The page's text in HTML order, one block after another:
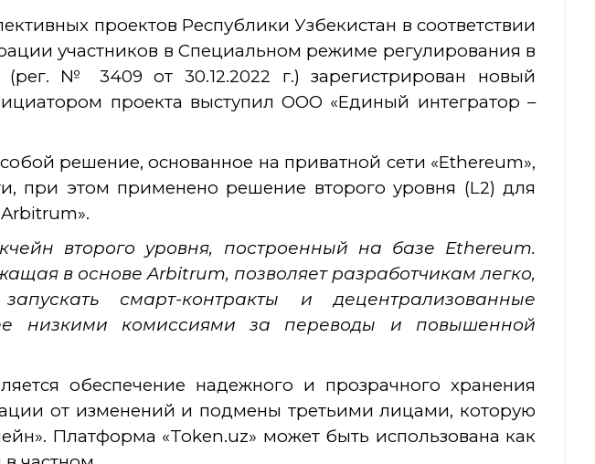
проектов Республики Узбекистан в соответствии
участников в Специальном режиме регулирования в
(рег. № 3409 от 30.12.2022 г.) зарегистрирован новый
проекта выступил ООО «Единый интегратор –
решение, основанное на приватной сети «Ethereum»,
при этом применено решение второго уровня (L2) для
второго уровня, построенный на базе Ethereum.
в основе Arbitrum, позволяет разработчикам легко,
смарт-контракты и децентрализованные
низкими комиссиями за переводы и повышенной
обеспечение надежного и прозрачного хранения
от изменений и подмены третьими лицами, которую
Платформа «Token.uz» может быть использована как